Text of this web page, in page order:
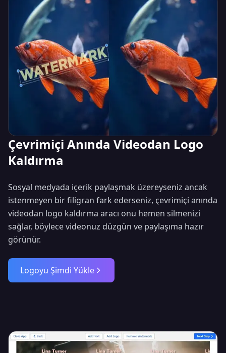
Çevrimiçi Anında Videodan Logo
Kaldırma
Sosyal medyada içerik paylaşmak üzereyseniz ancak
istenmeyen bir filigran fark ederseniz, çevrimiçi anında
videodan logo kaldırma aracı onu hemen silmenizi
sağlar, böylece videonuz düzgün ve paylaşıma hazır
görünür.
Logoyu Şimdi Yükle